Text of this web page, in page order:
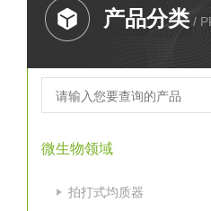
产品分类 /
微生物领域
拍打式均质器